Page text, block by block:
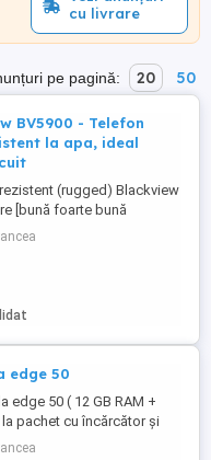
cu livrare
pe pagină: 20 50
BV5900 - Telefon
la apa, ideal
(rugged) Blackview
[bună foarte bună
varianta potrivită]. Este
de robust, conceput
condiții dure de utilizare
vânătoare, activități în
cu brio la șocuri, trânte,
edge 50
edge 50 ( 12 GB RAM +
la pachet cu încărcător și
se prezintă impecabil, ca